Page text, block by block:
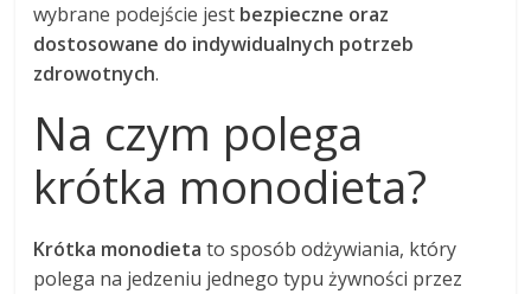
wybrane podejście jest bezpieczne oraz
dostosowane do indywidualnych potrzeb
zdrowotnych.
Na czym polega
krótka monodieta?
Krótka monodieta to sposób odżywiania, który
polega na jedzeniu jednego typu żywności przez